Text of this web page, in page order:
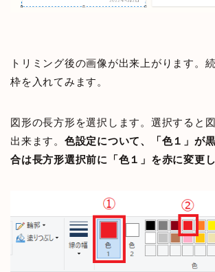
トリミング後の画像が出来上がります。
枠を入れてみます。
図形の長方形を選択します。選択すると
出来ます。 色設定について、「色１」が
合は長方形選択前に「色１」を赤に変更し